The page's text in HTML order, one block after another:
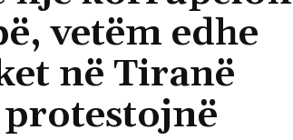
vetëm edhe
në Tiranë